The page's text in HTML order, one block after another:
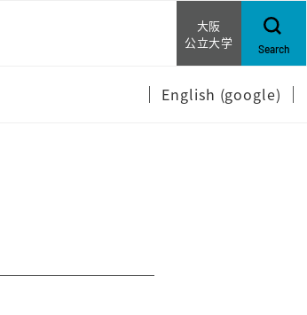
大阪
公立大学
Search
English (google)